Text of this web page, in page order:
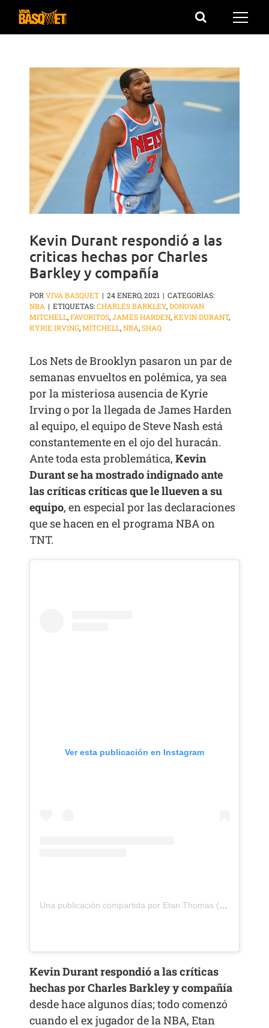
Saltar
Kevin Durant respondió a las
criticas hechas por Charles
Barkley y compañía
PORVIVA BASQUET | 24 ENERO, 2021 | CATEGORÍAS:
NBA | ETIQUETAS:CHARLES BARKLEY,DONOVAN
MITCHELL,FAVORITOS,JAMES HARDEN,KEVIN DURANT,
KYRIE IRVING,MITCHELL,NBA,SHAQ
Los Nets de Brooklyn pasaron un par de
semanas envueltos en polémica, ya sea
por la misteriosa ausencia de Kyrie
Irving o por la llegada de James Harden
al equipo, el equipo de Steve Nash está
constantemente en el ojo del huracán.
Ante toda esta problemática,Kevin
Durant se ha mostrado indignado ante
las críticas críticas que le llueven a su
equipo, en especial por las declaraciones
que se hacen en el programa NBA on
TNT.
Ver esta publicación en Instagram
Kevin Durant respondió a las críticas
hechas por Charles Barkley y compañía
desde hace algunos días; todo comenzó
cuando el ex jugador de la NBA, Etan